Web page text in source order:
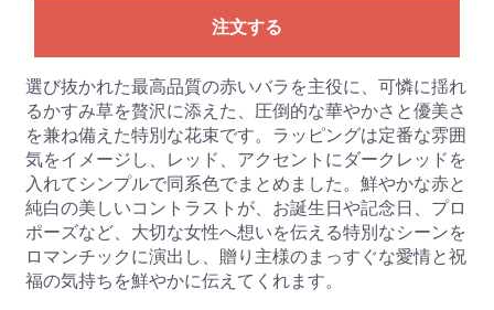
注文する
選び抜かれた最高品質の赤いバラを主役に、可憐に揺れ
るかすみ草を贅沢に添えた、圧倒的な華やかさと優美さ
を兼ね備えた特別な花束です。ラッピングは定番な雰囲
気をイメージし、レッド、アクセントにダークレッドを
入れてシンプルで同系色でまとめました。鮮やかな赤と
純白の美しいコントラストが、お誕生日や記念日、プロ
ポーズなど、大切な女性へ想いを伝える特別なシーンを
ロマンチックに演出し、贈り主様のまっすぐな愛情と祝
福の気持ちを鮮やかに伝えてくれます。